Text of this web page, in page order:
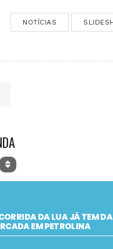
NOTÍCIAS
DA LUA JÁ TEM
EM PETROLINA